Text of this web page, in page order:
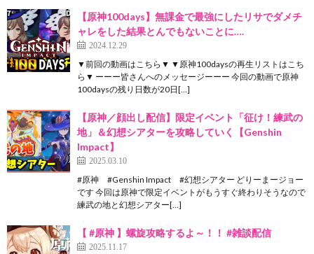
【原神100days】無課金で最強にしたリサでダメチ
ャレをした結果とんでもないことに….
2024.12.29
▼前回の動画はこちら▼ ▼原神100daysの再生リストはこち
ら▼ ーーー皆さんへのメッセージーーー 今回の動画で原神
100daysの残り日数が20日[…]
【原神／顔出し配信】限定イベント「征け！練武の
地」＆幻想シアターを攻略していく【Genshin
Impact】
2025.03.10
#原神 #Genshin Impact #幻想シアター どりーまージョー
です 今回は原神で限定イベントがもうすぐ終わりそうなので
練武の地と幻想シアター[…]
【 #原神 】螺旋攻略するよ～！！ #雑談配信
2025.11.17